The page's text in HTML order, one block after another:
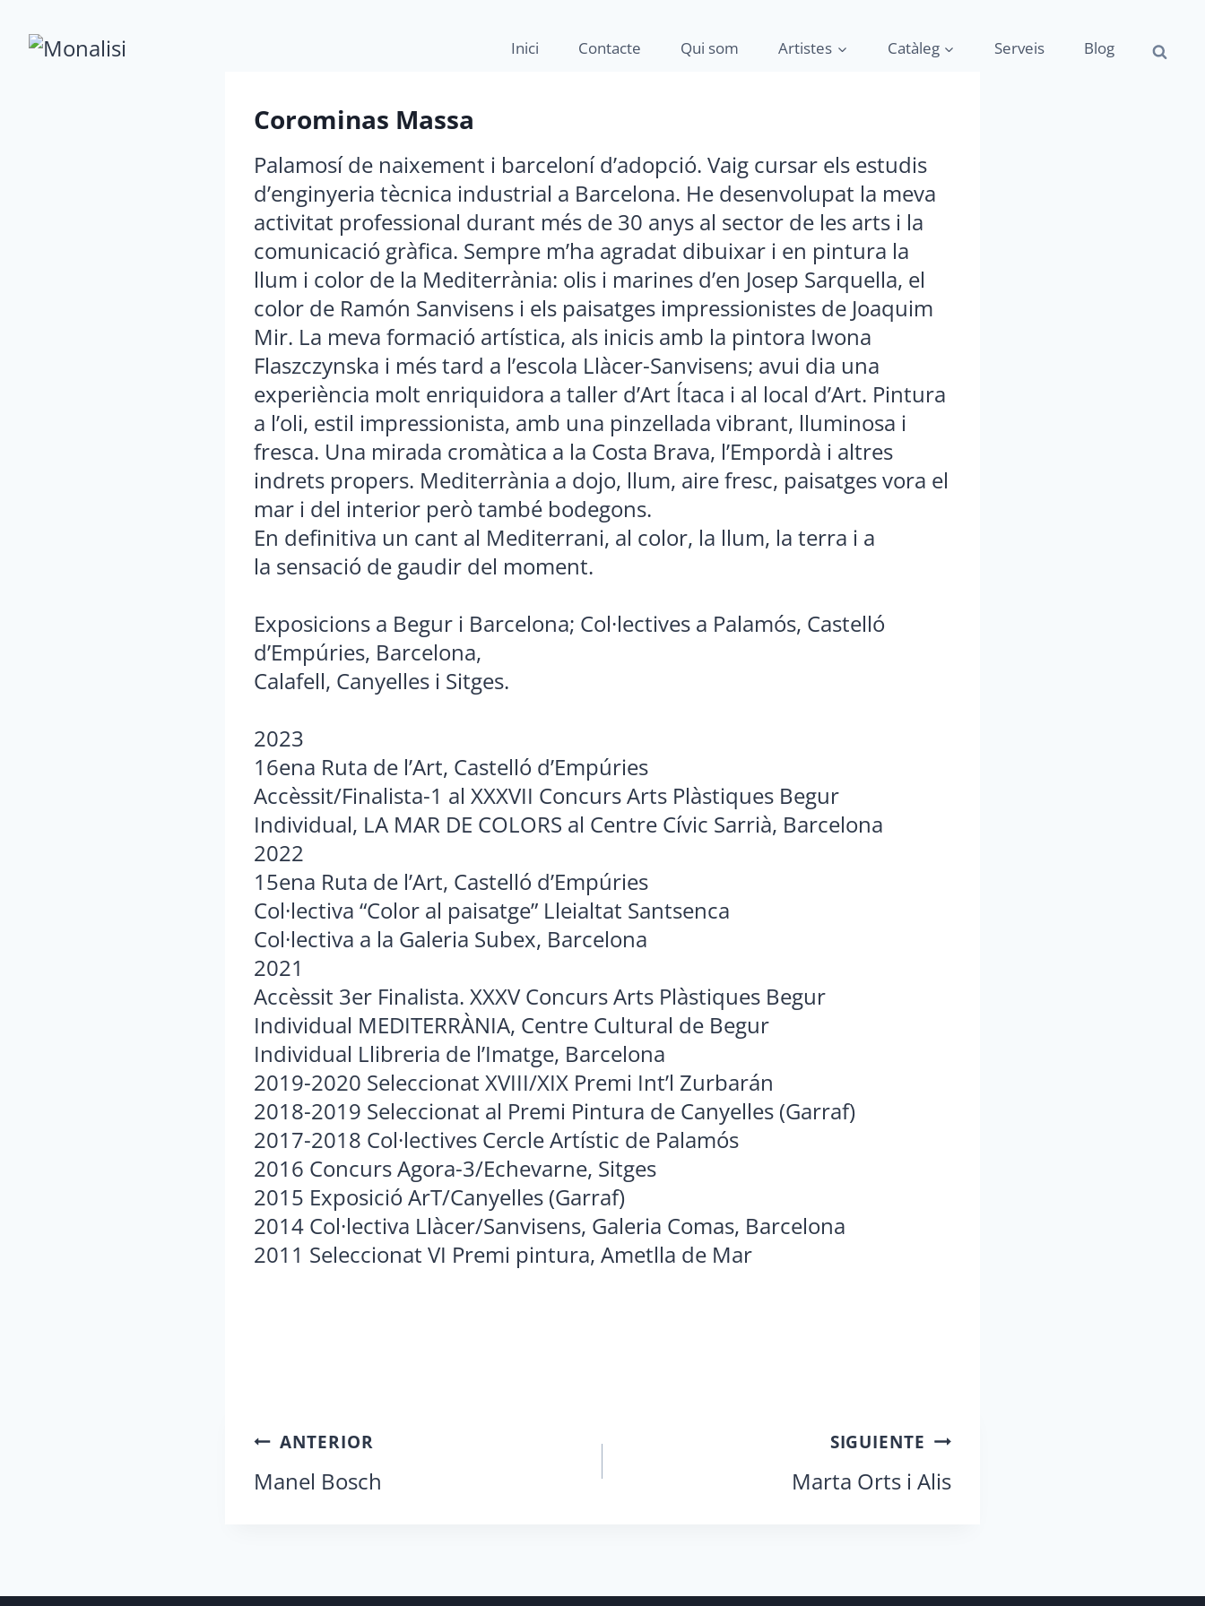
Inici Contacte Qui som Artistes Catàleg Serveis Blog
Corominas Massa
Palamosí de naixement i barceloní d’adopció. Vaig cursar els estudis
d’enginyeria tècnica industrial a Barcelona. He desenvolupat la meva
activitat professional durant més de 30 anys al sector de les arts i la
comunicació gràfica. Sempre m’ha agradat dibuixar i en pintura la
llum i color de la Mediterrània: olis i marines d’en Josep Sarquella, el
color de Ramón Sanvisens i els paisatges impressionistes de Joaquim
Mir. La meva formació artística, als inicis amb la pintora Iwona
Flaszczynska i més tard a l’escola Llàcer-Sanvisens; avui dia una
experiència molt enriquidora a taller d’Art Ítaca i al local d’Art. Pintura
a l’oli, estil impressionista, amb una pinzellada vibrant, lluminosa i
fresca. Una mirada cromàtica a la Costa Brava, l’Empordà i altres
indrets propers. Mediterrània a dojo, llum, aire fresc, paisatges vora el
mar i del interior però també bodegons.
En definitiva un cant al Mediterrani, al color, la llum, la terra i a
la sensació de gaudir del moment.
Exposicions a Begur i Barcelona; Col·lectives a Palamós, Castelló
d’Empúries, Barcelona,
Calafell, Canyelles i Sitges.
2023
16ena Ruta de l’Art, Castelló d’Empúries
Accèssit/Finalista-1 al XXXVII Concurs Arts Plàstiques Begur
Individual, LA MAR DE COLORS al Centre Cívic Sarrià, Barcelona
2022
15ena Ruta de l’Art, Castelló d’Empúries
Col·lectiva “Color al paisatge” Lleialtat Santsenca
Col·lectiva a la Galeria Subex, Barcelona
2021
Accèssit 3er Finalista. XXXV Concurs Arts Plàstiques Begur
Individual MEDITERRÀNIA, Centre Cultural de Begur
Individual Llibreria de l’Imatge, Barcelona
2019-2020 Seleccionat XVIII/XIX Premi Int’l Zurbarán
2018-2019 Seleccionat al Premi Pintura de Canyelles (Garraf)
2017-2018 Col·lectives Cercle Artístic de Palamós
2016 Concurs Agora-3/Echevarne, Sitges
2015 Exposició ArT/Canyelles (Garraf)
2014 Col·lectiva Llàcer/Sanvisens, Galeria Comas, Barcelona
2011 Seleccionat VI Premi pintura, Ametlla de Mar
Navegación
de
ANTERIOR
Manel Bosch
SIGUIENTE
Marta Orts i Alis